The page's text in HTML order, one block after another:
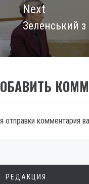
Next
Next
Зеленський
отправки комментария
РЕДАКЦИЯ